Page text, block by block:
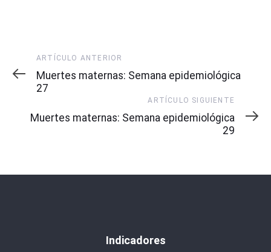
Artículo
Anterior
ARTÍCULO ANTERIOR
Muertes maternas: Semana epidemiológica
27
Siguiente
ARTÍCULO SIGUIENTE
Muertes maternas: Semana epidemiológica
29
Indicadores